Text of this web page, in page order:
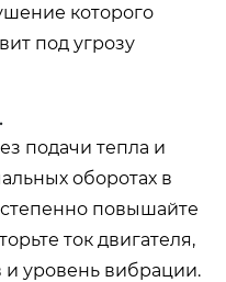
которого
под угрозу
подачи тепла и
оборотах в
повышайте
ток двигателя,
уровень вибрации.